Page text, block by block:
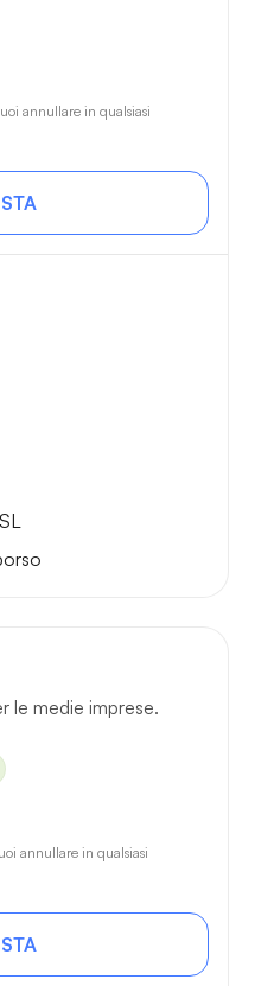
annullare in qualsiasi
le medie imprese.
annullare in qualsiasi